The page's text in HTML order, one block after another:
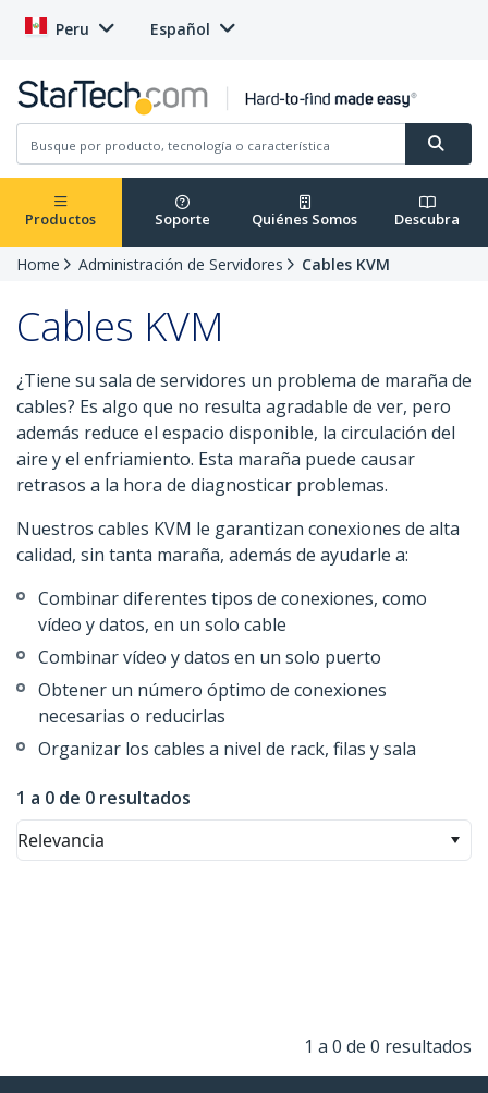
Peru Español
Productos Soporte Quiénes Somos Descubra
Home Administración de Servidores Cables KVM
Cables KVM
¿Tiene su sala de servidores un problema de maraña de
cables? Es algo que no resulta agradable de ver, pero
además reduce el espacio disponible, la circulación del
aire y el enfriamiento. Esta maraña puede causar
retrasos a la hora de diagnosticar problemas.
Nuestros cables KVM le garantizan conexiones de alta
calidad, sin tanta maraña, además de ayudarle a:
Combinar diferentes tipos de conexiones, como
vídeo y datos, en un solo cable
Combinar vídeo y datos en un solo puerto
Obtener un número óptimo de conexiones
necesarias o reducirlas
Organizar los cables a nivel de rack, filas y sala
1 a 0 de 0 resultados
Relevancia
1 a 0 de 0 resultados